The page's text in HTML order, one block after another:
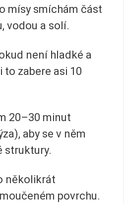
mísy smíchám část
vodou a solí.
není hladké a
to zabere asi 10
20–30 minut
aby se v něm
struktury.
několikrát
povrchu.